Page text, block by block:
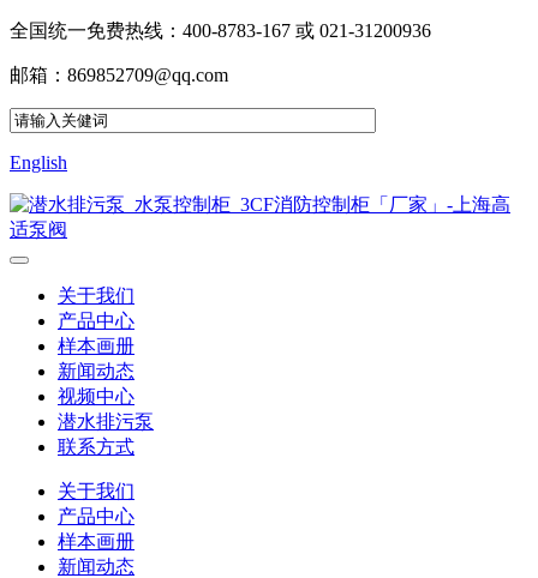
全国统一免费热线：400-8783-167 或 021-31200936
邮箱：869852709@qq.com
English
关于我们
产品中心
样本画册
新闻动态
视频中心
潜水排污泵
联系方式
关于我们
产品中心
样本画册
新闻动态